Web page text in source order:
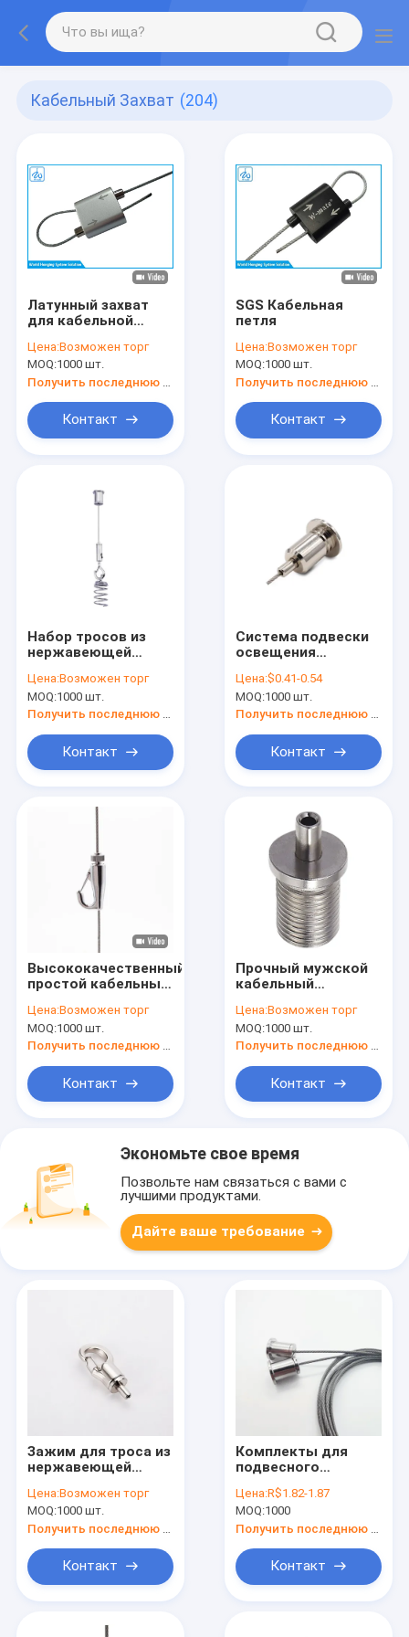
Кабельный Захват (204)
Латунный захват
для кабельной
Цена:Возможен торг
MOQ:1000 шт.
Контакт
SGS Кабельная
петля
Цена:Возможен торг
MOQ:1000 шт.
Контакт
Набор тросов из
нержавеющей
регулируемым
тросовым
захватом,
соединителем,
подвеской для
светильников
Цена:Возможен торг
MOQ:1000 шт.
Контакт
Система подвески
освещения
проволочной
веревки Прочный
потолок подвесный
регулировщик
Цена:$0.41-0.54
MOQ:1000 шт.
Контакт
Высококачественный
простой кабельный
подвешенный
осветительный
захват кабельного
Цена:Возможен торг
MOQ:1000 шт.
Получить последнюю цену
Контакт
Прочный мужской
кабельный
регулируемой
высоты подвесной
лампы
Цена:Возможен торг
MOQ:1000 шт.
Получить последнюю цену
Контакт
Экономьте свое время
Позвольте нам связаться с вами с
лучшими продуктами.
Дайте ваше требование
Зажим для троса из
нержавеющей
регулируемым
крючком для
бокового выхода,
аксессуар для
крепления
подвесного
Цена:Возможен торг
MOQ:1000 шт.
Контакт
Комплекты для
подвесного
светодиодных
панелей оптом от
производителя,
быстро
регулируемый
крюк-захват
Цена:R$1.82-1.87
MOQ:1000
Контакт